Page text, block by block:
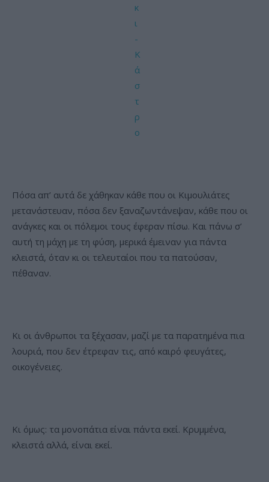
Πόσα απ’ αυτά δε χάθηκαν κάθε που οι Κιμουλιάτες
μετανάστευαν, πόσα δεν ξαναζωντάνεψαν, κάθε που οι
ανάγκες και οι πόλεμοι τους έφεραν πίσω. Και πάνω σ’
αυτή τη μάχη με τη φύση, μερικά έμειναν για πάντα
κλειστά, όταν κι οι τελευταίοι που τα πατούσαν,
πέθαναν.
Κι οι άνθρωποι τα ξέχασαν, μαζί με τα παρατημένα πια
λουριά, που δεν έτρεφαν τις, από καιρό φευγάτες,
οικογένειες.
Κι όμως: τα μονοπάτια είναι πάντα εκεί. Κρυμμένα,
κλειστά αλλά, είναι εκεί.